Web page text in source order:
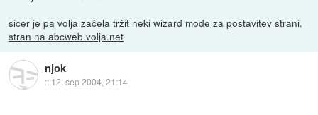
sicer je pa volja začela tržit neki wizard mode za postavitev strani.
stran na abcweb.volja.net
njok
:: 12. sep 2004, 21:14